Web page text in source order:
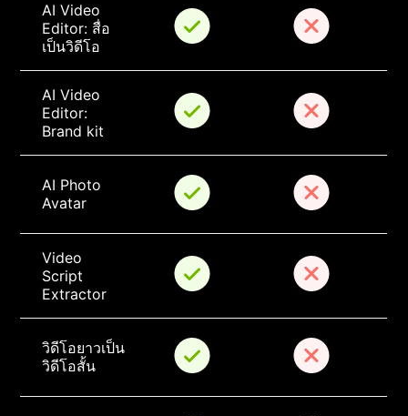
AI Video
Editor: สื่อ
เป็นวิดีโอ
AI Video
Editor:
Brand kit
AI Photo
Avatar
Video
Script
Extractor
วิดีโอยาวเป็น
วิดีโอสั้น